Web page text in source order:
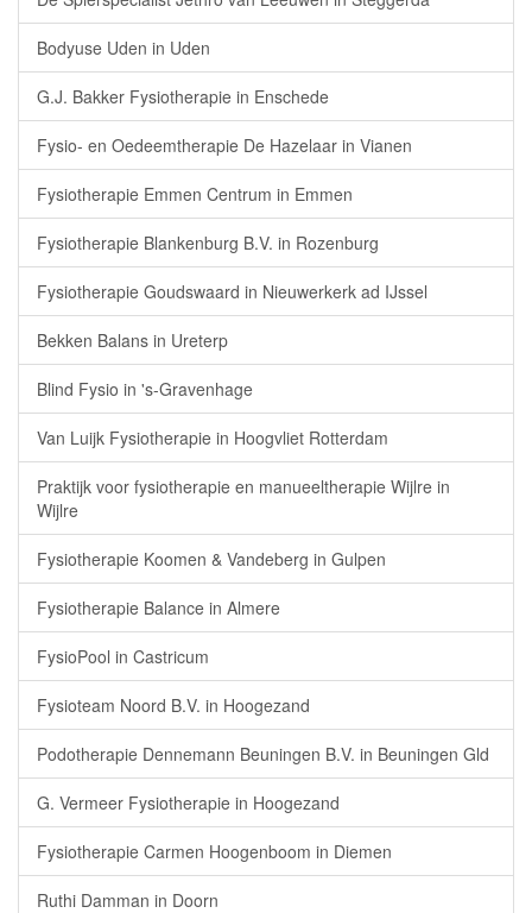
Bodyuse Uden in Uden
G.J. Bakker Fysiotherapie in Enschede
Fysio- en Oedeemtherapie De Hazelaar in Vianen
Fysiotherapie Emmen Centrum in Emmen
Fysiotherapie Blankenburg B.V. in Rozenburg
Fysiotherapie Goudswaard in Nieuwerkerk ad IJssel
Bekken Balans in Ureterp
Blind Fysio in 's-Gravenhage
Van Luijk Fysiotherapie in Hoogvliet Rotterdam
Praktijk voor fysiotherapie en manueeltherapie Wijlre in
Wijlre
Fysiotherapie Koomen & Vandeberg in Gulpen
Fysiotherapie Balance in Almere
FysioPool in Castricum
Fysioteam Noord B.V. in Hoogezand
Podotherapie Dennemann Beuningen B.V. in Beuningen Gld
G. Vermeer Fysiotherapie in Hoogezand
Fysiotherapie Carmen Hoogenboom in Diemen
Ruthi Damman in Doorn